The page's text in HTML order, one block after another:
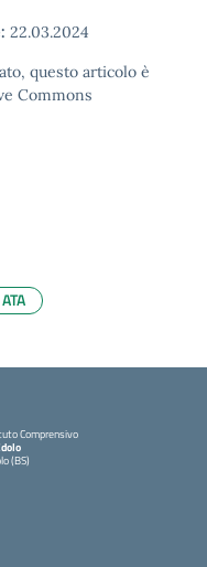
22.03.2024
questo articolo è
Commons
Comprensivo
(BS)